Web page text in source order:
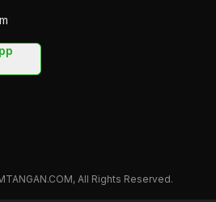
All Rights Reserved.